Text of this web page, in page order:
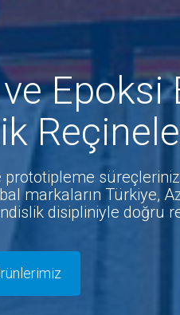
Epoksi
markaların Türkiye,
disipliniyle doğru